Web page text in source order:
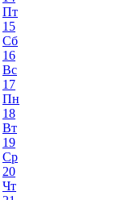
Пт
15
Сб
16
Вс
17
Пн
18
Вт
19
Ср
20
Чт